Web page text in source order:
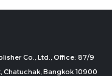
Co., Ltd., Office: 87/9
Chatuchak, Bangkok 10900